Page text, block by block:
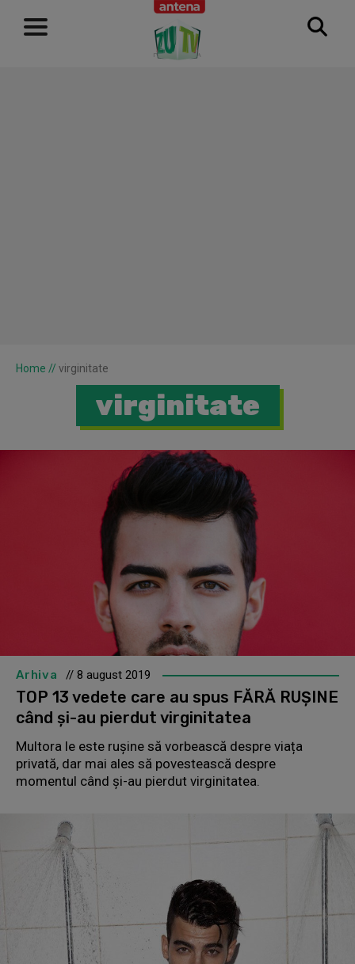
RECLAMĂ
Home // virginitate
virginitate
Arhiva // 8 august 2019
TOP 13 vedete care au spus FĂRĂ RUȘINE
când și-au pierdut virginitatea
Multora le este rușine să vorbească despre viața
privată, dar mai ales să povestească despre
momentul când și-au pierdut virginitatea.